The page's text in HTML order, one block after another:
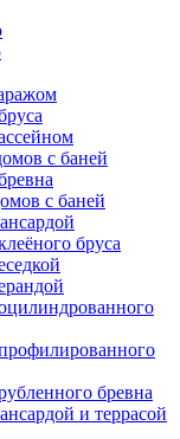
с баней
с баней
бруса
бревна
и террасой